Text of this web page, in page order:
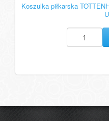
Koszulka piłkarska